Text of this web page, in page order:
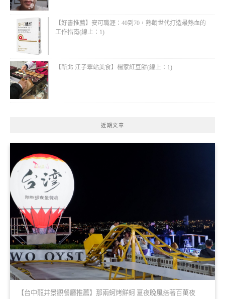
【好書推薦】安可職涯：40到70，熟齡世代打造最熱血的
工作指南(線上：1)
【新北 江子翠站美食】楊家紅豆餅(線上：1)
近期文章
【台中龍井景觀餐廳推薦】那兩蚵烤鮮蚵 夏夜晚風搭著百萬夜